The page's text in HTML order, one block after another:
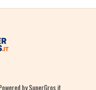
by SuperGros.it